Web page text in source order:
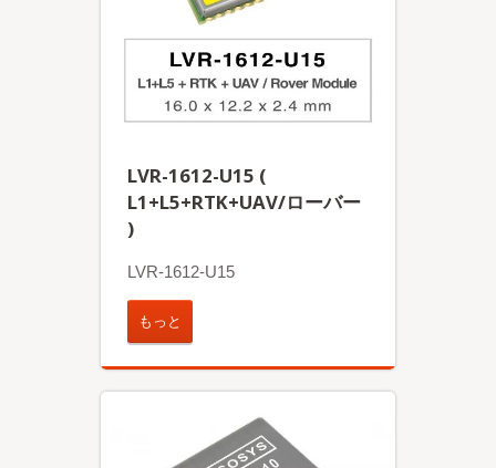
LVR-1612-U15 (
L1+L5+RTK+UAV/ローバー
)
LVR-1612-U15
もっと